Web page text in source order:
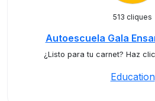
513 cliques
Autoescuela Gala
¿Listo para tu carnet? Haz
Education